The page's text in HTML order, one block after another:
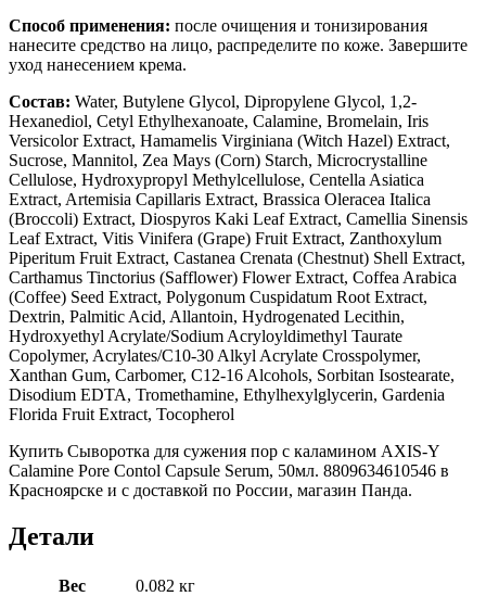
Способ применения: после очищения и тонизирования
нанесите средство на лицо, распределите по коже. Завершите
уход нанесением крема.
Состав: Water, Butylene Glycol, Dipropylene Glycol, 1,2-
Hexanediol, Cetyl Ethylhexanoate, Calamine, Bromelain, Iris
Versicolor Extract, Hamamelis Virginiana (Witch Hazel) Extract,
Sucrose, Mannitol, Zea Mays (Corn) Starch, Microcrystalline
Cellulose, Hydroxypropyl Methylcellulose, Centella Asiatica
Extract, Artemisia Capillaris Extract, Brassica Oleracea Italica
(Broccoli) Extract, Diospyros Kaki Leaf Extract, Camellia Sinensis
Leaf Extract, Vitis Vinifera (Grape) Fruit Extract, Zanthoxylum
Piperitum Fruit Extract, Castanea Crenata (Chestnut) Shell Extract,
Carthamus Tinctorius (Safflower) Flower Extract, Coffea Arabica
(Coffee) Seed Extract, Polygonum Cuspidatum Root Extract,
Dextrin, Palmitic Acid, Allantoin, Hydrogenated Lecithin,
Hydroxyethyl Acrylate/Sodium Acryloyldimethyl Taurate
Copolymer, Acrylates/C10-30 Alkyl Acrylate Crosspolymer,
Xanthan Gum, Carbomer, C12-16 Alcohols, Sorbitan Isostearate,
Disodium EDTA, Tromethamine, Ethylhexylglycerin, Gardenia
Florida Fruit Extract, Tocopherol
Купить Сыворотка для сужения пор с каламином AXIS-Y
Calamine Pore Contol Capsule Serum, 50мл. 8809634610546 в
Красноярске и с доставкой по России, магазин Панда.
Детали
Вес 0.082 кг